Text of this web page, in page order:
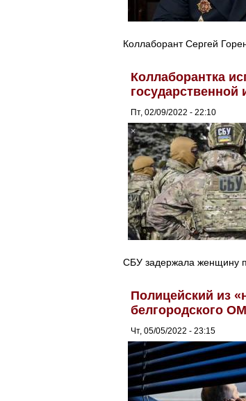
Коллаборант Сергей
Коллаборантка
Пт, 02/09/2022 - 22:10
СБУ задержала женщину
Полицейский из
белгородского
Чт, 05/05/2022 - 23:15